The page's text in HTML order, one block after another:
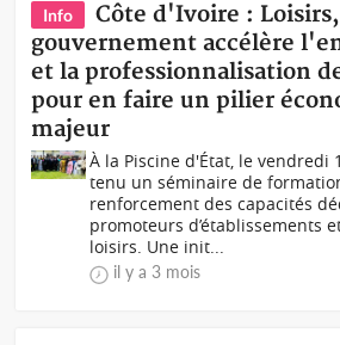
Info
Côte d'Ivoire :
gouvernement accélère
et la professionnalisation
pour en faire un pilier
majeur
À la Piscine d'État, le vendredi
tenu un séminaire de
renforcement des capacités
promoteurs d’établissements
loisirs. Une init...
il y a 3 mois